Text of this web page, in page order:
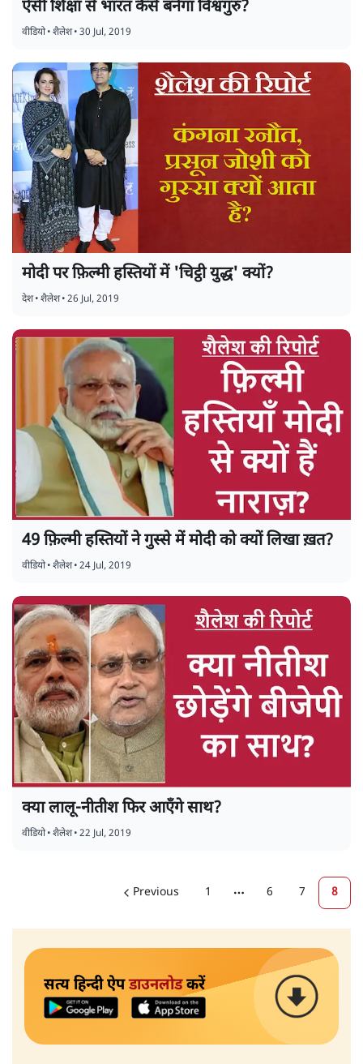
ऐसी शिक्षा से भारत कैसे बनेगा विश्वगुरु?
वीडियो•शैलेश•30 Jul, 2019
मोदी पर फ़िल्मी हस्तियों में 'चिट्ठी युद्ध' क्यों?
देश•शैलेश•26 Jul, 2019
49 फ़िल्मी हस्तियों ने गुस्से में मोदी को क्यों लिखा ख़त?
वीडियो•शैलेश•24 Jul, 2019
क्या लालू-नीतीश फिर आएँगे साथ?
वीडियो•शैलेश•22 Jul, 2019
Previous 1 More pages
6 7 8
सत्य हिन्दी ऐपडाउनलोडकरें